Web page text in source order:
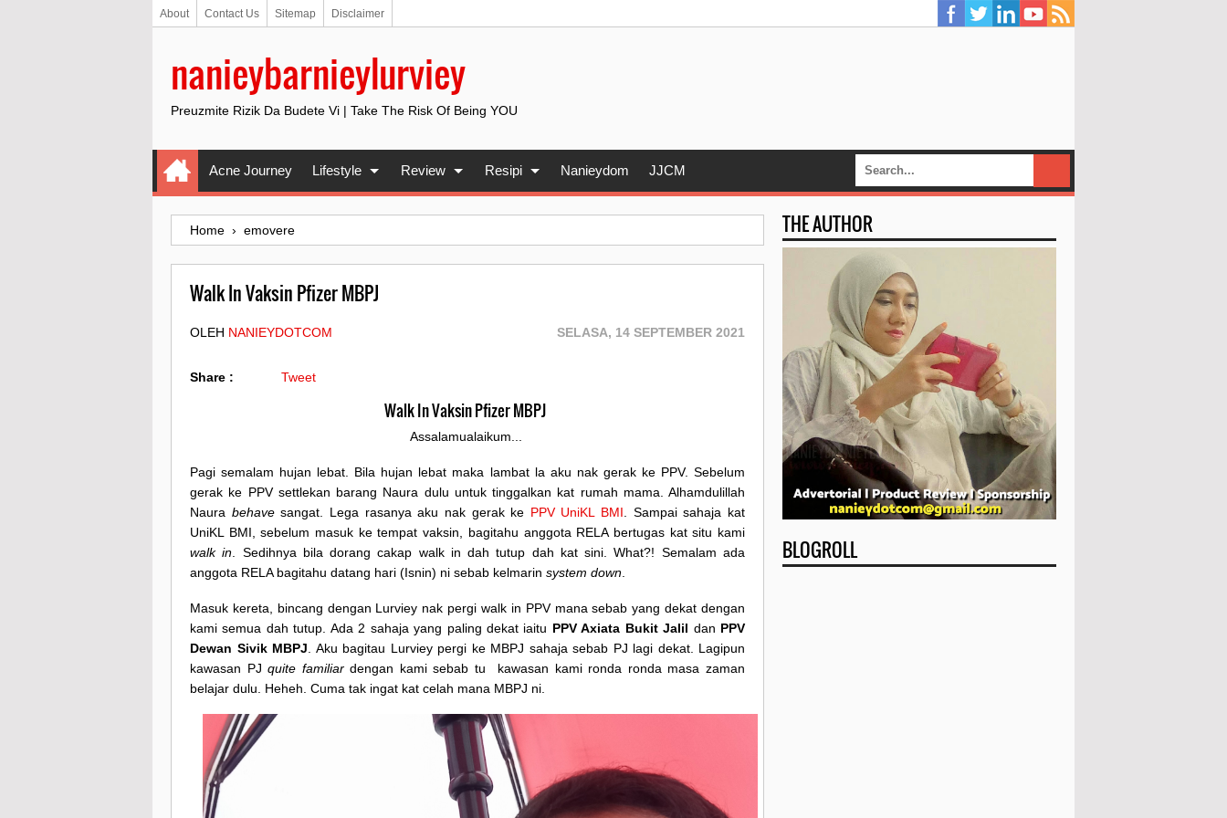
About Contact Us Sitemap Disclaimer
nanieybarnieylurviey
Preuzmite Rizik Da Budete Vi | Take The Risk Of Being YOU
Acne Journey Lifestyle Review Resipi Nanieydom JJCM
Home › emovere
Walk In Vaksin Pfizer MBPJ
OLEH NANIEYDOTCOM SELASA, 14 SEPTEMBER 2021
Share : Tweet
Walk In Vaksin Pfizer MBPJ
Assalamualaikum...
Pagi semalam hujan lebat. Bila hujan lebat maka lambat la aku nak gerak ke PPV. Sebelum
gerak ke PPV settlekan barang Naura dulu untuk tinggalkan kat rumah mama. Alhamdulillah
Naura behavesangat. Lega rasanya aku nak gerak ke PPV UniKL BMI . Sampai sahaja kat
UniKL BMI, sebelum masuk ke tempat vaksin, bagitahu anggota RELA bertugas kat situ kami
walk in . Sedihnya bila dorang cakap walk in dah tutup dah kat sini. What?! Semalam ada
anggota RELA bagitahu datang hari (Isnin) ni sebab kelmarin system down
Masuk kereta, bincang dengan Lurviey nak pergi walk in PPV mana sebab yang dekat dengan
kami semua dah tutup. Ada 2 sahaja yang paling dekat iaitu PPV Axiata Bukit Jalil dan PPV
Dewan Sivik MBPJ . Aku bagitau Lurviey pergi ke MBPJ sahaja sebab PJ lagi dekat. Lagipun
kawasan PJquite familiardengan kami sebab tu kawasan kami ronda ronda masa zaman
belajar dulu. Heheh. Cuma tak ingat kat celah mana MBPJ ni.
THE AUTHOR
BLOGROLL